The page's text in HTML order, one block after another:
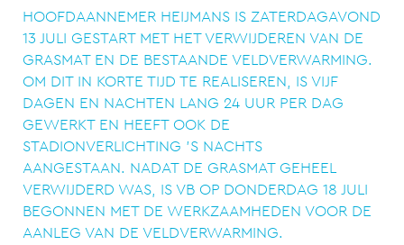
HOOFDAANNEMER HEIJMANS IS ZATERDAGAVOND
13 JULI GESTART MET HET VERWIJDEREN VAN DE
GRASMAT EN DE BESTAANDE VELDVERWARMING.
OM DIT IN KORTE TIJD TE REALISEREN, IS VIJF
DAGEN EN NACHTEN LANG 24 UUR PER DAG
GEWERKT EN HEEFT OOK DE
STADIONVERLICHTING 'S NACHTS
AANGESTAAN. NADAT DE GRASMAT GEHEEL
VERWIJDERD WAS, IS VB OP DONDERDAG 18 JULI
BEGONNEN MET DE WERKZAAMHEDEN VOOR DE
AANLEG VAN DE VELDVERWARMING.